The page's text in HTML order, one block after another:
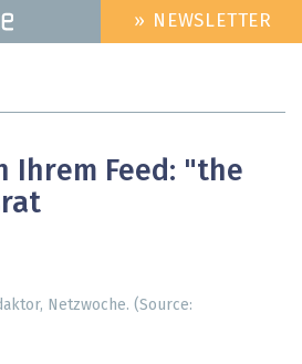
HEADER
MENU
» NEWSLETTER
Ihrem Feed: "the
Netzwoche. (Source: